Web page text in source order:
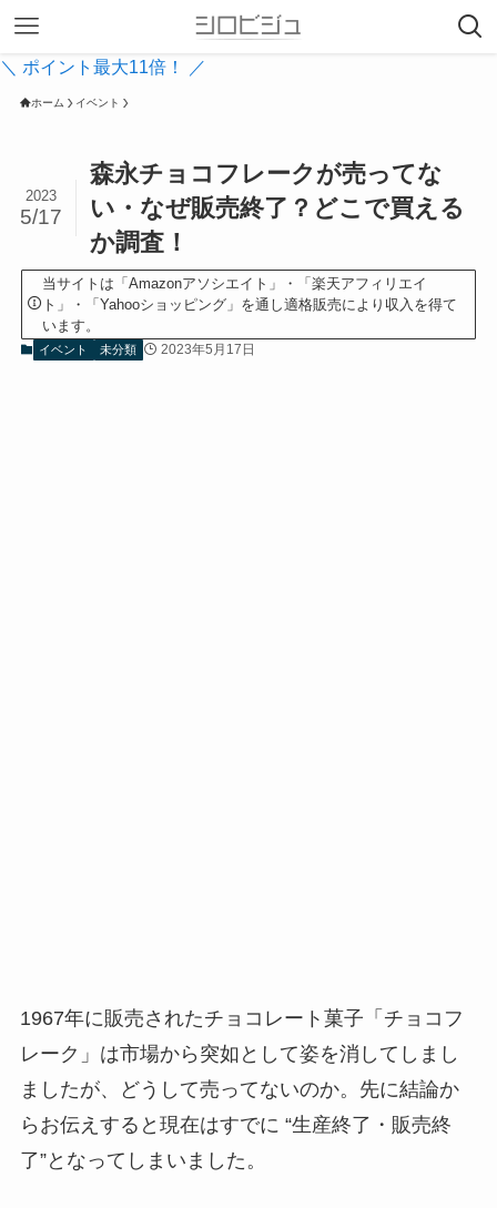
＼ ポイント最大11倍！ ／
ホーム イベント
森永チョコフレークが売ってな
い・なぜ販売終了？どこで買える
か調査！
2023
5/17
当サイトは「Amazonアソシエイト」・「楽天アフィリエイ
ト」・「Yahooショッピング」を通し適格販売により収入を得て
います。
イベント 未分類 2023年5月17日
1967年に販売されたチョコレート菓子「チョコフ
レーク」は市場から突如として姿を消してしまし
ましたが、どうして売ってないのか。先に結論か
らお伝えすると現在はすでに “生産終了・販売終
了”となってしまいました。